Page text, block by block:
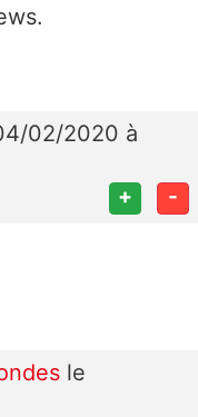
02/2020 à
+ -
le